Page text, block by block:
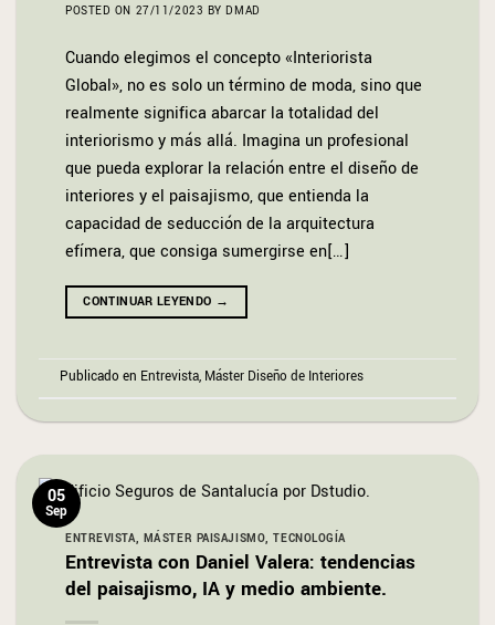
POSTED ON 27/11/2023 BYDMAD
Cuando elegimos el concepto «Interiorista
Global», no es solo un término de moda, sino que
realmente significa abarcar la totalidad del
interiorismo y más allá. Imagina un profesional
que pueda explorar la relación entre el diseño de
interiores y el paisajismo, que entienda la
capacidad de seducción de la arquitectura
efímera, que consiga sumergirse en[…]
CONTINUAR LEYENDO →
Publicado en Entrevista, Máster Diseño de Interiores
05
Sep
ENTREVISTA, MÁSTER PAISAJISMO,TECNOLOGÍA
Entrevista con Daniel Valera: tendencias
del paisajismo, IA y medio ambiente.